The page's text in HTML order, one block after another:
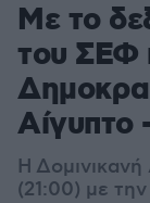
Με το
του ΣΕΦ
Αίγυπτο
Η Δομινικανή
(21:00) με